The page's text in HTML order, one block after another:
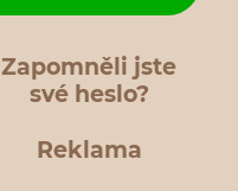
Zapomněli jste
své heslo?
Reklama